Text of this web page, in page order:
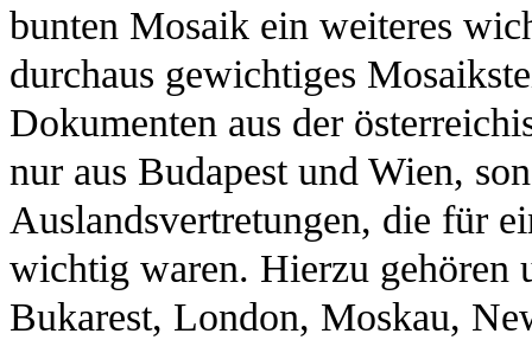
bunten Mosaik ein weiteres
durchaus gewichtiges
Dokumenten aus der
nur aus Budapest und Wien,
Auslandsvertretungen, die für
wichtig waren. Hierzu gehören
Bukarest, London, Moskau,